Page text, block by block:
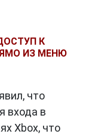
К
ИЗ МЕНЮ
что
входа в
Xbox, что